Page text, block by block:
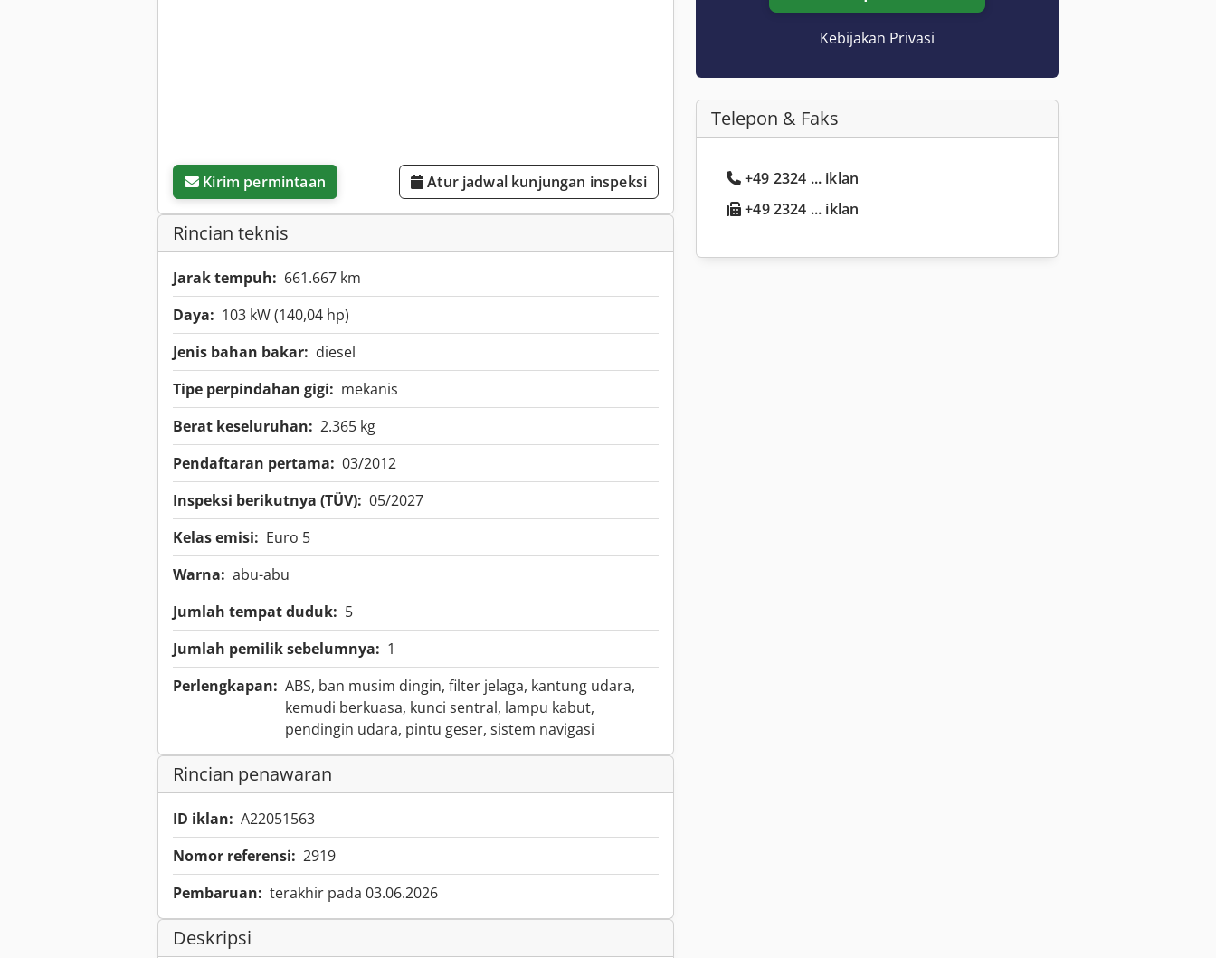
Kirim permintaan Atur jadwal kunjungan inspeksi
Rincian teknis
Jarak tempuh: 661.667 km
Daya: 103 kW (140,04 hp)
Jenis bahan bakar: diesel
Tipe perpindahan gigi: mekanis
Berat keseluruhan: 2.365 kg
Pendaftaran pertama: 03/2012
Inspeksi berikutnya (TÜV): 05/2027
Kelas emisi: Euro 5
Warna: abu-abu
Jumlah tempat duduk: 5
Jumlah pemilik sebelumnya: 1
Perlengkapan: ABS, ban musim dingin, filter jelaga, kantung udara,
kemudi berkuasa, kunci sentral, lampu kabut,
pendingin udara, pintu geser, sistem navigasi
Rincian penawaran
ID iklan: A22051563
Nomor referensi: 2919
Pembaruan: terakhir pada 03.06.2026
Deskripsi
Kebijakan Privasi
Telepon & Faks
+49 2324 ... iklan
+49 2324 ... iklan